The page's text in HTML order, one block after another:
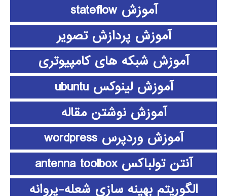
آموزش stateflow
آموزش پردازش تصویر
آموزش شبکه های کامپیوتری
آموزش لینوکس ubuntu
آموزش نوشتن مقاله
آموزش وردپرس wordpress
آنتن تولباکس antenna toolbox
الگوریتم بهینه سازی شعله-پروانه